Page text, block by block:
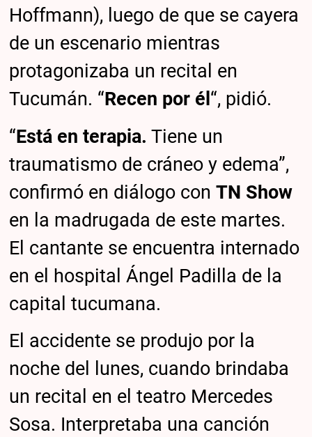
Hoffmann), luego de que se cayera
de un escenario mientras
protagonizaba un recital en
Tucumán. “Recen por él “, pidió.
“Está en terapia. Tiene un
traumatismo de cráneo y edema”,
confirmó en diálogo conTN Show
en la madrugada de este martes.
El cantante se encuentra internado
en el hospital Ángel Padilla de la
capital tucumana.
El accidente se produjo por la
noche del lunes, cuando brindaba
un recital en el teatro Mercedes
Sosa. Interpretaba una canción